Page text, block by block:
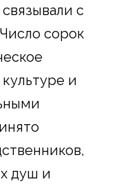
с
сорок
и
душ и